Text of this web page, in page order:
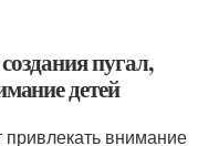
пугал,
детей
привлекать внимание